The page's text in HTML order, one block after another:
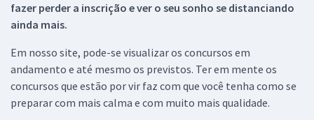
fazer perder a inscrição e ver o seu sonho se distanciando
ainda mais.
Em nosso site, pode-se visualizar os concursos em
andamento e até mesmo os previstos. Ter em mente os
concursos que estão por vir faz com que você tenha como se
preparar com mais calma e com muito mais qualidade.